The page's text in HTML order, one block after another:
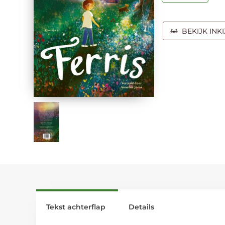
BEKIJK
Tekst achterflap Details